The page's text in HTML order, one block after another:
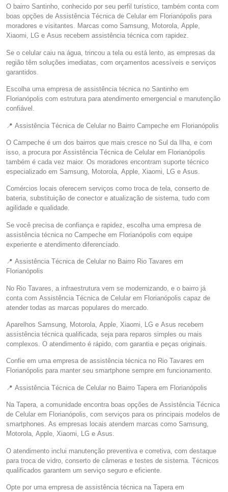
O bairro Santinho, conhecido por seu perfil turístico, também conta com
boas opções de Assistência Técnica de Celular em Florianópolis para
moradores e visitantes. Marcas como Samsung, Motorola, Apple,
Xiaomi, LG e Asus recebem assistência técnica com rapidez.
Se o celular caiu na água, trincou a tela ou está lento, as empresas da
região têm soluções imediatas, com orçamentos acessíveis e serviços
garantidos.
Escolha uma empresa de assistência técnica no Santinho em
Florianópolis com estrutura para atendimento emergencial e manutenção
confiável.
📍 Assistência Técnica de Celular no Bairro Campeche em Florianópolis
O Campeche é um dos bairros que mais cresce no Sul da Ilha, e com
isso, a procura por Assistência Técnica de Celular em Florianópolis
também é cada vez maior. Os moradores encontram suporte técnico
especializado em Samsung, Motorola, Apple, Xiaomi, LG e Asus.
Comércios locais oferecem serviços como troca de tela, conserto de
bateria, substituição de conector e atualização de sistema, tudo com
agilidade e qualidade.
Se você precisa de confiança e rapidez, escolha uma empresa de
assistência técnica no Campeche em Florianópolis com equipe
experiente e atendimento diferenciado.
📍 Assistência Técnica de Celular no Bairro Rio Tavares em
Florianópolis
No Rio Tavares, a infraestrutura vem se modernizando, e o bairro já
conta com Assistência Técnica de Celular em Florianópolis capaz de
atender todas as marcas populares do mercado.
Aparelhos Samsung, Motorola, Apple, Xiaomi, LG e Asus recebem
assistência técnica qualificada, seja para reparos simples ou mais
complexos. O atendimento é rápido, com garantia e peças originais.
Confie em uma empresa de assistência técnica no Rio Tavares em
Florianópolis para manter seu smartphone sempre em funcionamento.
📍 Assistência Técnica de Celular no Bairro Tapera em Florianópolis
Na Tapera, a comunidade encontra boas opções de Assistência Técnica
de Celular em Florianópolis, com serviços para os principais modelos de
smartphones. As empresas locais atendem marcas como Samsung,
Motorola, Apple, Xiaomi, LG e Asus.
O atendimento inclui manutenção preventiva e corretiva, com destaque
para troca de vidro, conserto de câmeras e testes de sistema. Técnicos
qualificados garantem um serviço seguro e eficiente.
Opte por uma empresa de assistência técnica na Tapera em